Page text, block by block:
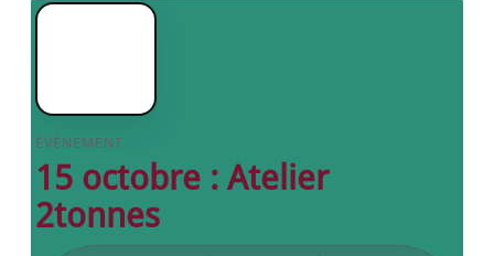
ÉVÈNEMENT
15 octobre : Atelier
2tonnes